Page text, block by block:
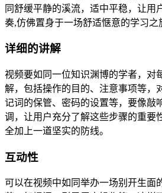
同舒缓平静的溪流，适中平稳，让用
奏,仿佛置身于一场舒适惬意的学习之
详细的讲解
视频要如同一位知识渊博的学者，对
解，包括操作的目的、注意事项等，
记词的保管、密码的设置等，要像敲
调，让用户充分了解这些步骤的重要
全加上一道坚实的防线。
互动性
可以在视频中如同举办一场别开生面